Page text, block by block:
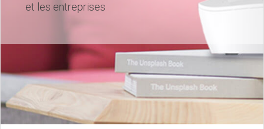
et les entreprises